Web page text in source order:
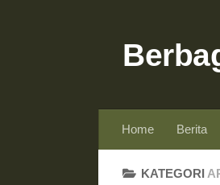
Home Berita
KATEGORI